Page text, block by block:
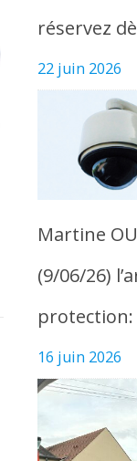
réservez
22 juin 2026
Martine
(9/06/26)
protection:
16 juin 2026